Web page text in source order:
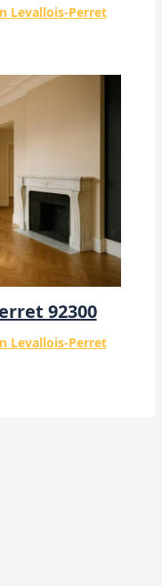
Levallois-Perret
92300
Levallois-Perret